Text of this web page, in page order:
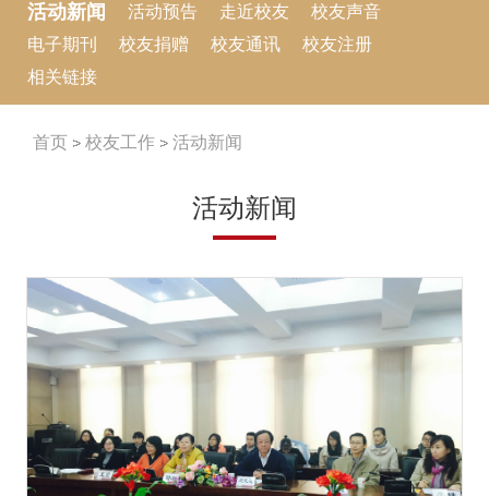
活动新闻 活动预告 走近校友
校友声音
电子期刊
校友捐赠 校友通讯
校友注册
相关链接
首页 校友工作 活动新闻
活动新闻